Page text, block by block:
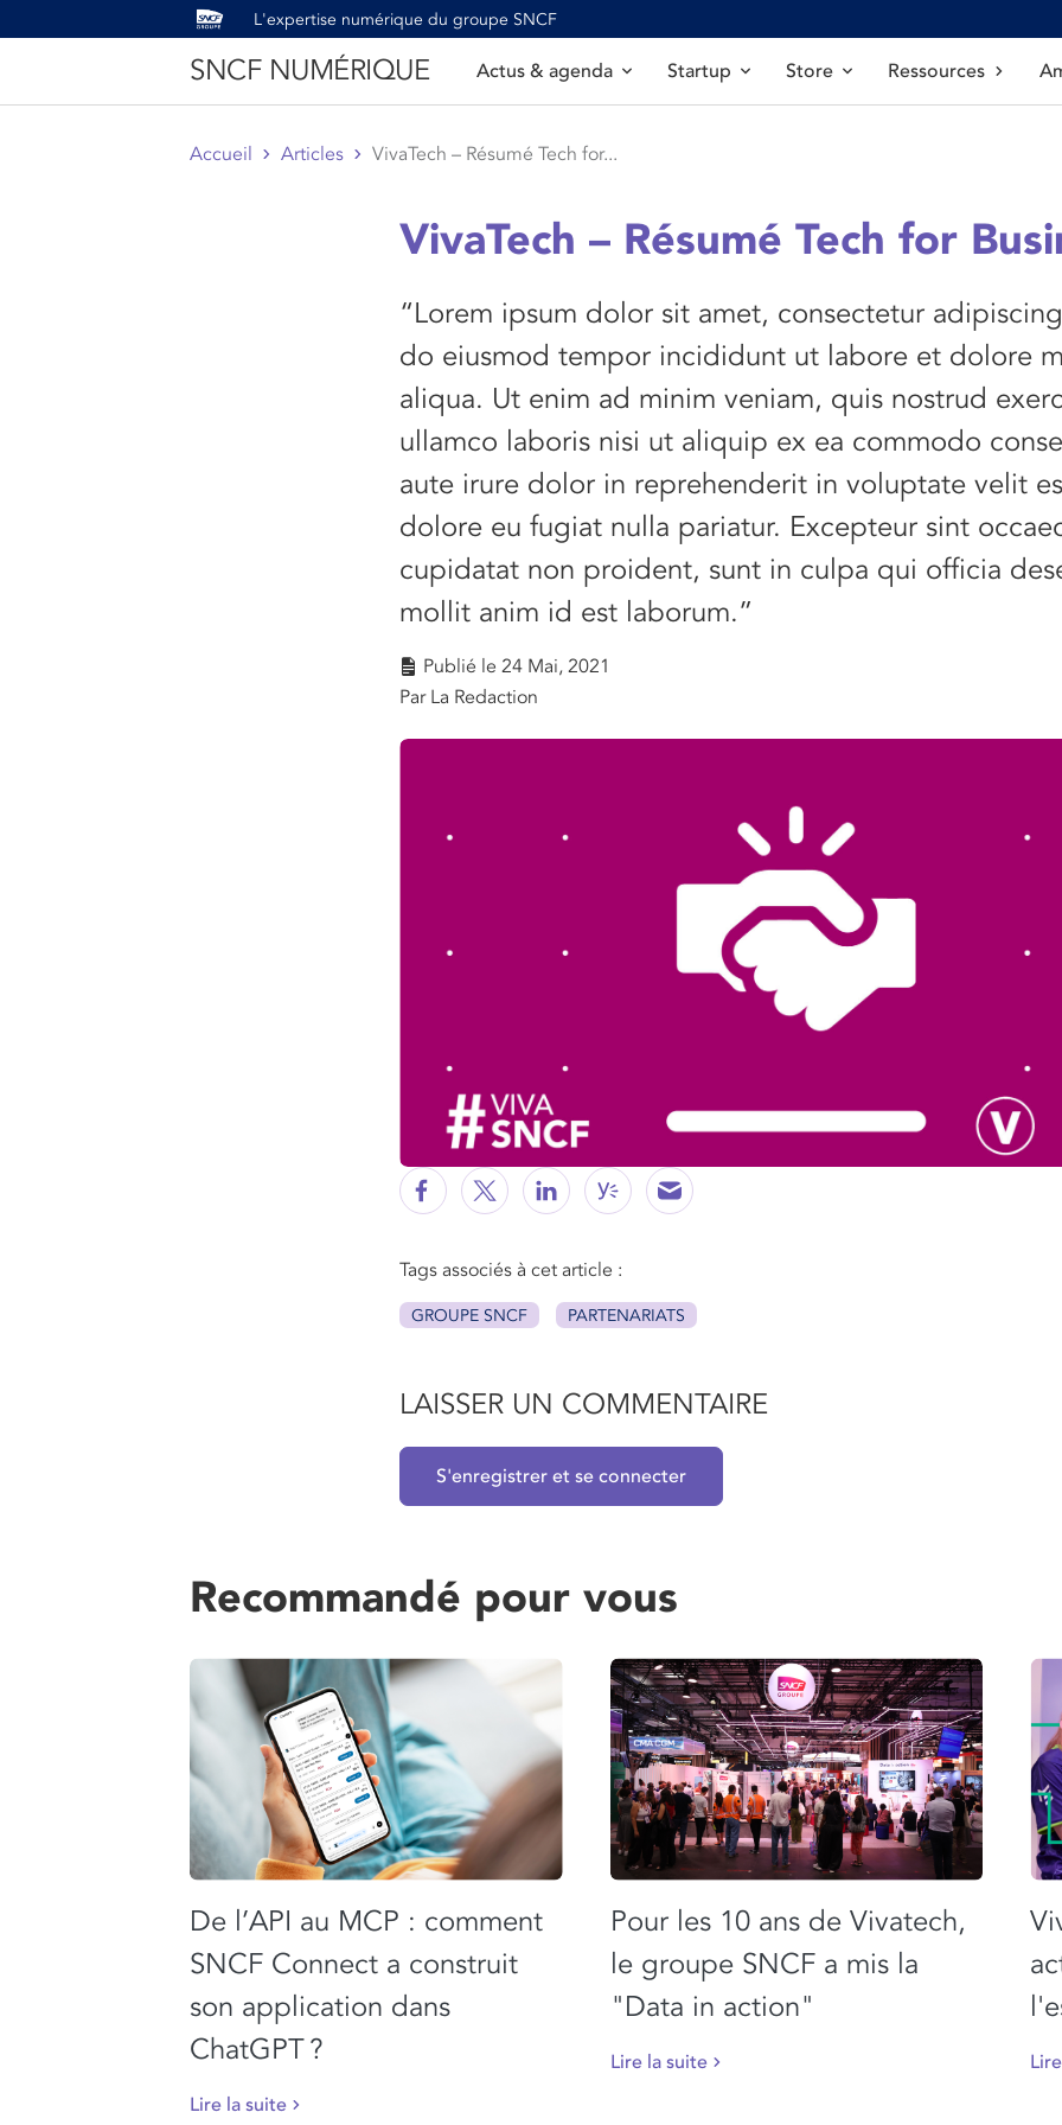
L'expertise numérique du groupe SNCF
SNCF NUMÉRIQUE Actus & agenda Startup Store Ressources
Accueil Articles VivaTech – Résumé Tech for...
VivaTech – Résumé Tech for
“Lorem ipsum dolor sit amet, consectetur
do eiusmod tempor incididunt ut labore et dolore
aliqua. Ut enim ad minim veniam, quis nostrud
ullamco laboris nisi ut aliquip ex ea commodo
aute irure dolor in reprehenderit in voluptate velit
dolore eu fugiat nulla pariatur. Excepteur sint
cupidatat non proident, sunt in culpa qui officia
mollit anim id est laborum.”
Publié le24 Mai, 2021
Par La Redaction
Tags associés à cet article :
GROUPE SNCF PARTENARIATS
LAISSER UN COMMENTAIRE
S'enregistrer et se connecter
Recommandé pour vous
De l’API au MCP : comment
SNCF Connect a construit
son application dans
ChatGPT ?
Lire la suite
Pour les 10 ans de Vivatech,
le groupe SNCF a mis la
"Data in action"
Lire la suite